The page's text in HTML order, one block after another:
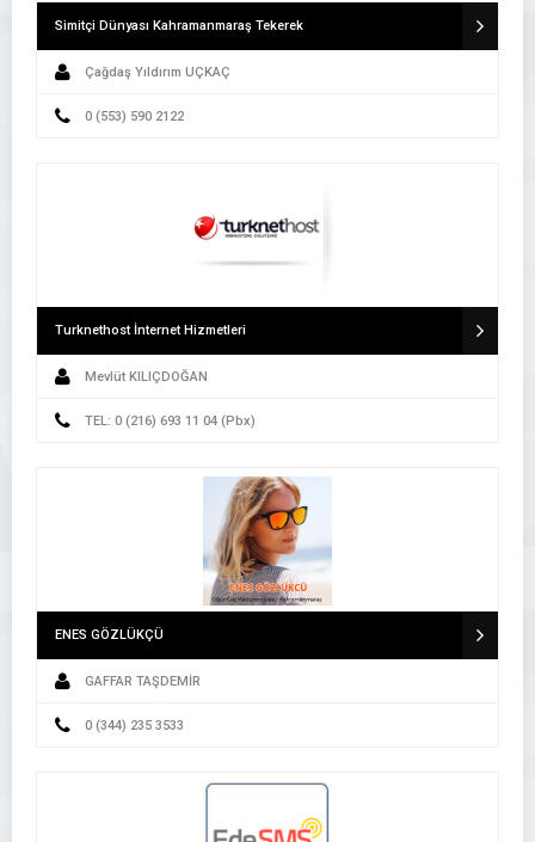
Simitçi Dünyası Kahramanmaraş Tekerek
Çağdaş Yıldırım UÇKAÇ
0 (553) 590 2122
Turknethost İnternet Hizmetleri
Mevlüt KILIÇDOĞAN
TEL: 0 (216) 693 11 04 (Pbx)
ENES GÖZLÜKÇÜ
GAFFAR TAŞDEMİR
0 (344) 235 3533